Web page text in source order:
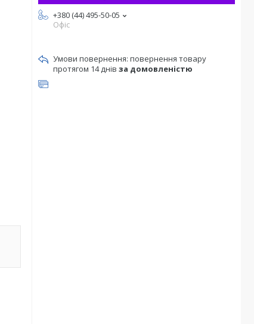
+380 (44) 495-50-05
Офіс
повернення товару
протягом 14 днів за домовленістю